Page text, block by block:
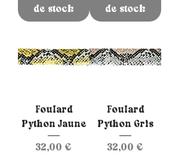
de stock
de stock
Foulard
Python Jaune
Prix
32,00 €
Foulard
Python Gris
Prix
32,00 €